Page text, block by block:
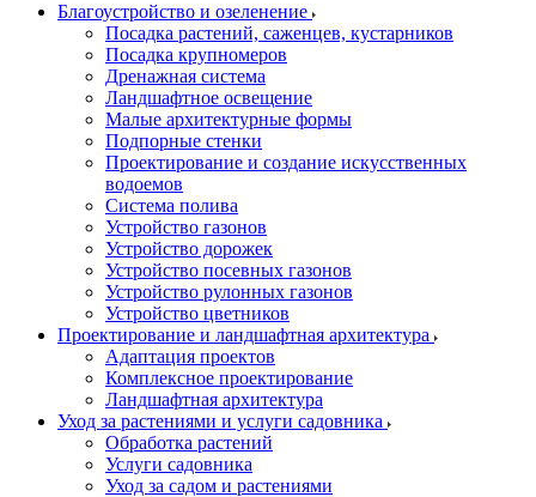
Благоустройство и озеленение
Посадка растений, саженцев, кустарников
Посадка крупномеров
Дренажная система
Ландшафтное освещение
Малые архитектурные формы
Подпорные стенки
Проектирование и создание искусственных
водоемов
Система полива
Устройство газонов
Устройство дорожек
Устройство посевных газонов
Устройство рулонных газонов
Устройство цветников
Проектирование и ландшафтная архитектура
Адаптация проектов
Комплексное проектирование
Ландшафтная архитектура
Уход за растениями и услуги садовника
Обработка растений
Услуги садовника
Уход за садом и растениями